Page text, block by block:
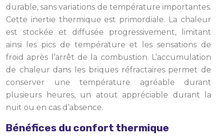
durable, sans variations de température importantes.
Cette inertie thermique est primordiale. La chaleur
est stockée et diffusée progressivement, limitant
ainsi les pics de température et les sensations de
froid après l’arrêt de la combustion. L’accumulation
de chaleur dans les briques réfractaires permet de
conserver une température agréable durant
plusieurs heures, un atout appréciable durant la
nuit ou en cas d’absence.
Bénéfices du confort thermique